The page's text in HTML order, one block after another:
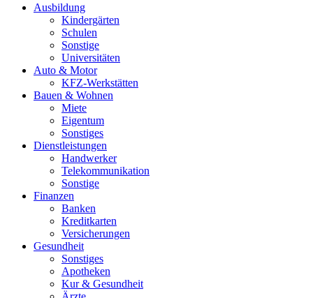
Ausbildung
Kindergärten
Schulen
Sonstige
Universitäten
Auto & Motor
KFZ-Werkstätten
Bauen & Wohnen
Miete
Eigentum
Sonstiges
Dienstleistungen
Handwerker
Telekommunikation
Sonstige
Finanzen
Banken
Kreditkarten
Versicherungen
Gesundheit
Sonstiges
Apotheken
Kur & Gesundheit